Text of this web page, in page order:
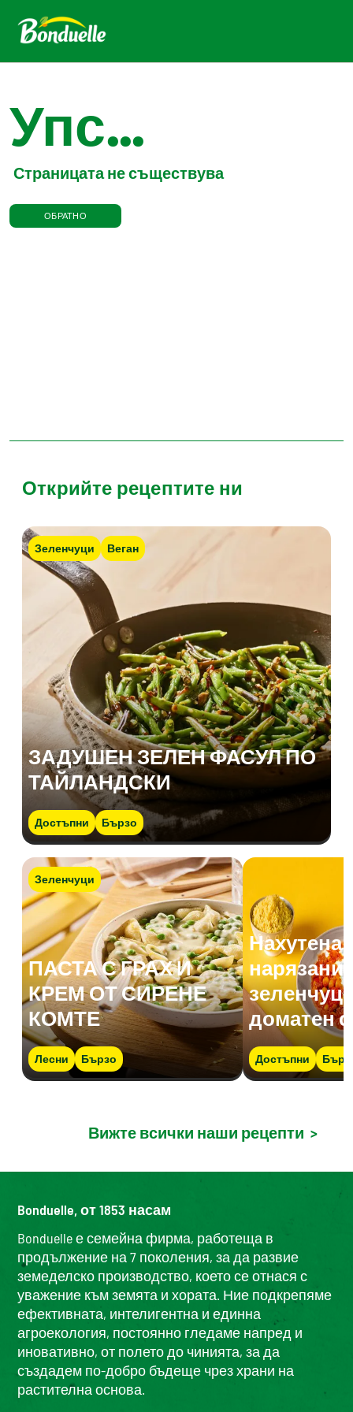
Упс...
Страницата не съществува
ОБРАТНО
Открийте рецептите ни
Зеленчуци Веган
ЗАДУШЕН ЗЕЛЕН ФАСУЛ ПО
ТАЙЛАНДСКИ
Достъпни Бързо
Зеленчуци
ПАСТА С ГРАХ И
КРЕМ ОТ СИРЕНЕ
КОМТЕ
Лесни Бързо
Нахутена
нарязани
доматен
Достъпни
Вижте всички наши рецепти >
Bonduelle, от 1853 насам
Bonduelle е семейна фирма, работеща в
продължение на 7 поколения, за да развие
земеделско производство, което се отнася с
уважение към земята и хората. Ние подкрепяме
ефективната, интелигентна и единна
агроекология, постоянно гледаме напред и
иновативно, от полето до чинията, за да
създадем по-добро бъдеще чрез храни на
растителна основа.